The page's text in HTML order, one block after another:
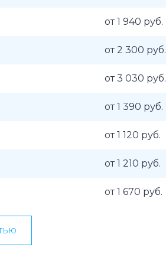
от 1 940 руб.
от 2 300 руб.
от 3 030 руб.
от 1 390 руб.
от 1 120 руб.
от 1 210 руб.
от 1 670 руб.